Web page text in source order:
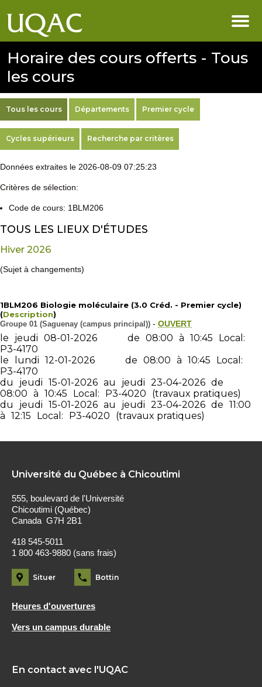
Horaire des cours offerts - Tous
les cours
Tous les cours Départements Premier cycle
Cycles supérieurs Recherche par critères
Données extraites le 2026-08-09 07:25:23
Critères de sélection:
Code de cours: 1BLM206
TOUS LES LIEUX D'ÉTUDES
Hiver 2026
(Sujet à changements)
1BLM206 Biologie moléculaire (3.0 Créd. - Premier cycle)
(Description)
Groupe 01 (Saguenay (campus principal)) - OUVERT
le jeudi 08-01-2026 de 08:00 à 10:45
Local:
P3-4170
le
lundi 12-01-2026 de 08:00 à 10:45
Local:
P3-4170
du
jeudi 15-01-2026 au jeudi 23-04-2026 de
08:00 à 10:45 Local: P3-4020
(travaux pratiques)
du
jeudi 15-01-2026 au jeudi 23-04-2026 de 11:00
à 12:15 Local: P3-4020 (travaux pratiques)
Université du Québec à Chicoutimi
555, boulevard de l'Université
Chicoutimi (Québec)
Canada G7H 2B1
418 545-5011
1 800 463-9880 (sans frais)
Situer Bottin
Heures d'ouvertures
Vers un campus durable
En contact avec l'UQAC